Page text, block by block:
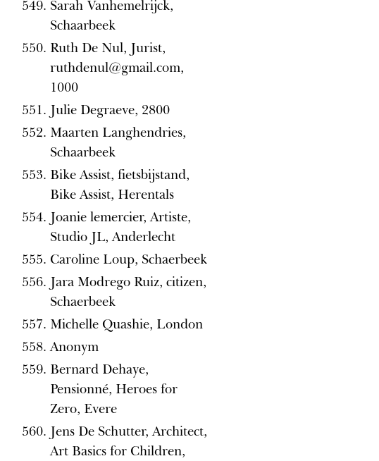
Sarah Vanhemelrijck,
Schaarbeek
Ruth De Nul, Jurist,
ruthdenul@gmail.com,
1000
Julie Degraeve, 2800
Maarten Langhendries,
Schaarbeek
Bike Assist, fietsbijstand,
Bike Assist, Herentals
Joanie lemercier, Artiste,
Studio JL, Anderlecht
Caroline Loup, Schaerbeek
Jara Modrego Ruiz, citizen,
Schaerbeek
Michelle Quashie, London
Anonym
Bernard Dehaye,
Pensionné, Heroes for
Zero, Evere
Jens De Schutter, Architect,
Art Basics for Children,